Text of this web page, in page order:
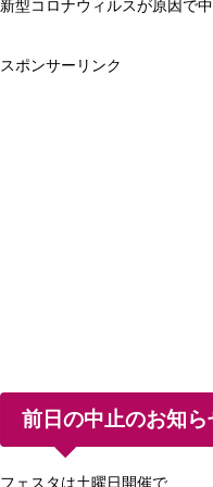
新型コロナウィルスが原因で
スポンサーリンク
前日の中止のお知ら
フェスタは土曜日開催で